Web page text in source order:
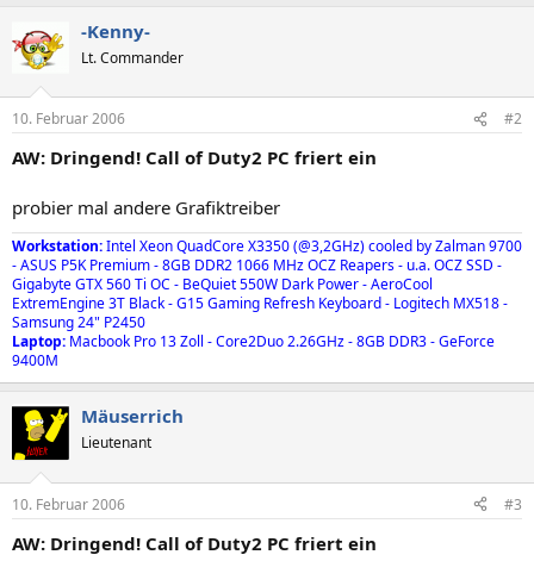
-Kenny-
Lt. Commander
10. Februar 2006 #2
AW: Dringend! Call of Duty2 PC friert ein
probier mal andere Grafiktreiber
Workstation:Intel Xeon QuadCore X3350 (@3,2GHz) cooled by Zalman 9700
- ASUS P5K Premium - 8GB DDR2 1066 MHz OCZ Reapers - u.a. OCZ SSD -
Gigabyte GTX 560 Ti OC - BeQuiet 550W Dark Power - AeroCool
ExtremEngine 3T Black - G15 Gaming Refresh Keyboard - Logitech MX518 -
Samsung 24" P2450
Laptop: Macbook Pro 13 Zoll - Core2Duo 2.26GHz - 8GB DDR3 - GeForce
9400M
Mäuserrich
Lieutenant
10. Februar 2006 #3
AW: Dringend! Call of Duty2 PC friert ein